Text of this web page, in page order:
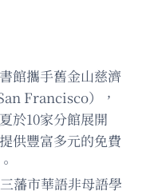
館攜手舊金山慈濟
Francisco），
於10家分館展開
供豐富多元的免費
藩市華語非母語學